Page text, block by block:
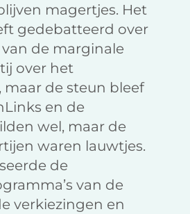
magertjes. Het
gedebatteerd over
de marginale
over het
maar de steun bleef
en de
wel, maar de
waren lauwtjes.
de
van de
verkiezingen en